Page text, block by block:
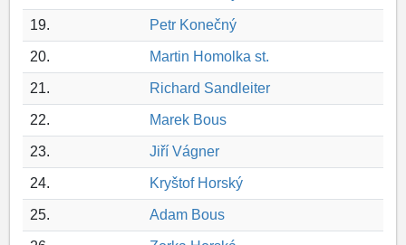
19. Petr Konečný
20. Martin Homolka st.
21. Richard Sandleiter
22. Marek Bous
23. Jiří Vágner
24. Kryštof Horský
25. Adam Bous